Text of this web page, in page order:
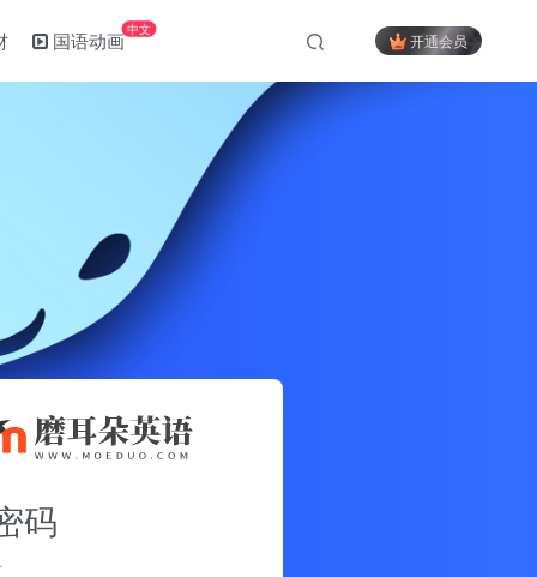
国语动画中文
开通会员
码